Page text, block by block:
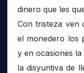
dinero que les
Con tristeza ven
el monedero los
y en ocasiones
la disyuntiva de